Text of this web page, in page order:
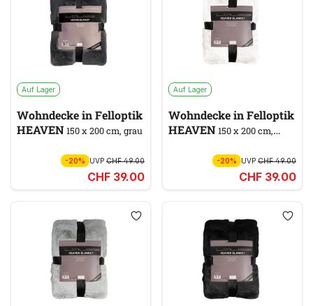
Auf Lager
Wohndecke in Felloptik
HEAVEN150 x 200 cm, grau
-20% UVP CHF 49.00
CHF 39.00
Auf Lager
Wohndecke in Felloptik
HEAVEN150 x 200 cm,
-20% UVPCHF 49.00
CHF 39.00